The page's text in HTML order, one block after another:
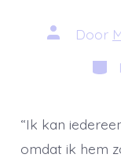
Auteur
van
Door
“Ik kan
omdat ik hem